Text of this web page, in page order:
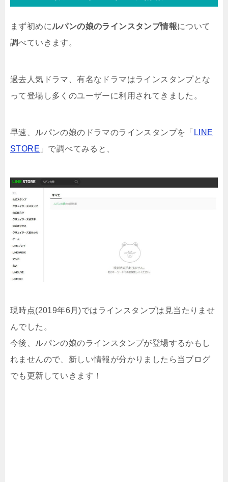
まず初めにルパンの娘のラインスタンプ情報について
調べていきます。
過去人気ドラマ、有名なドラマはラインスタンプとな
って登場し多くのユーザーに利用されてきました。
早速、ルパンの娘のドラマのラインスタンプを「 LINE
STORE 」で調べてみると、
現時点(2019年6月)ではラインスタンプは見当たりませ
んでした。
今後、ルパンの娘のラインスタンプが登場するかもし
れませんので、新しい情報が分かりましたら当ブログ
でも更新していきます！